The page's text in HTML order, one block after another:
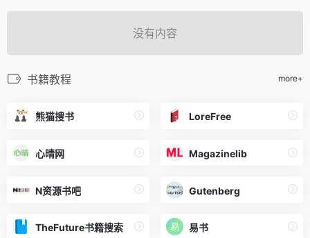
没有内容
书籍教程 more+
熊猫搜书 LoreFree
心晴网 Magazinelib
N资源书吧 Gutenberg
TheFuture书籍搜索 易书